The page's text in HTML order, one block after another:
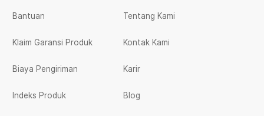
Bantuan
Klaim Garansi Produk
Biaya Pengiriman
Indeks Produk
Tentang Kami
Kontak Kami
Karir
Blog